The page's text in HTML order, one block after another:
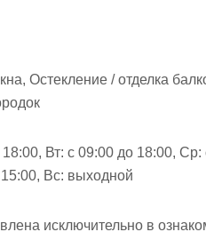
Остекление / отделка
Вт: с 09:00 до 18:00,
Вс: выходной
исключительно в